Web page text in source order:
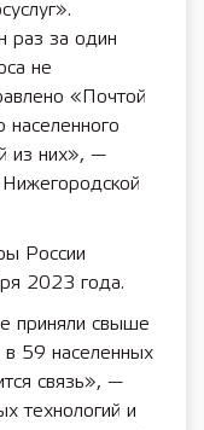
раз за один
не
«Почтой
населенного
из них», —
Нижегородской
России
2023 года.
приняли свыше
в 59 населенных
связь», —
технологий и